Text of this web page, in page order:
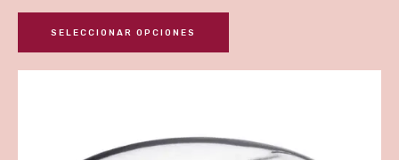
SELECCIONAR OPCIONES